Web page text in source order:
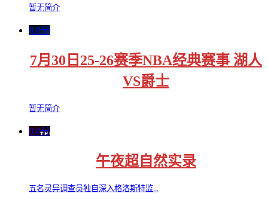
暂无简介
8.0分
7月30日25-26赛季NBA经典赛事 湖人
VS爵士
暂无简介
0.0分
午夜超自然实录
五名灵异调查员独自深入格洛斯特监...